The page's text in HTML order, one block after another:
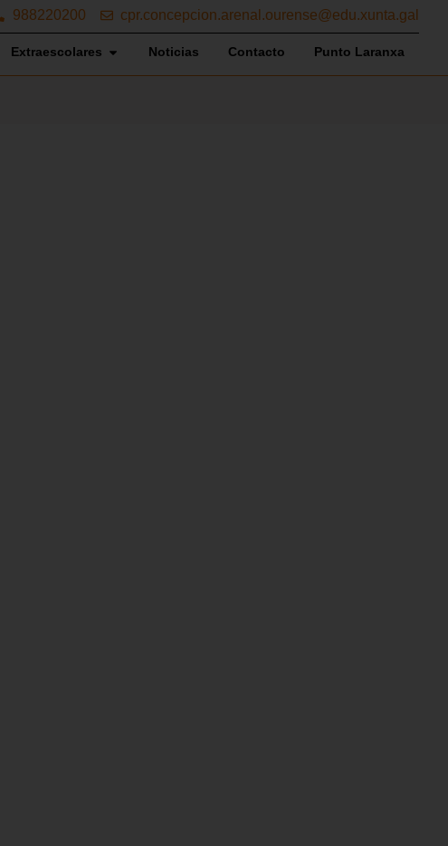
988220200 cpr.concepcion.arenal.ourense@edu.xunta.gal
Extraescolares Noticias Contacto Punto Laranxa